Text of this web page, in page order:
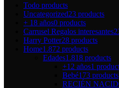
Todo products
Uncategorized23 products
+ 18 años0 products
Carrusel Regalos interesantes
Harry Potter28 products
Home1.872 products
Edades1.818 products
+12 años1
Bebé173 products
RECIÉN